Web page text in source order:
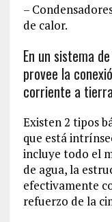
–
de calor.
En un sistema
provee la
corriente a
Existen 2 tipos
que está
incluye todo el
de agua, la
efectivamente
refuerzo de la